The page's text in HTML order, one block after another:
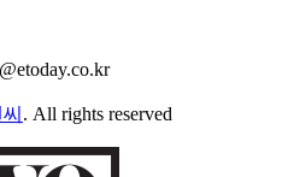
. All rights reserved